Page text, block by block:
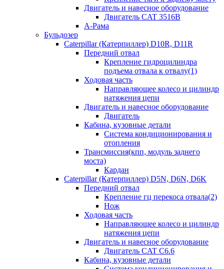
Двигатель и навесное оборудование
Двигатель CAT 3516B
А-Рама
Бульдозер
Caterpillar (Катерпиллер) D10R, D11R
Передний отвал
Крепление гидроцилиндра
подъема отвала к отвалу(1)
Ходовая часть
Направляющее колесо и цилиндр
натяжения цепи
Двигатель и навесное оборудование
Двигатель
Кабина, кузовные детали
Система кондиционирования и
отопления
Трансмиссия(кпп, модуль заднего
моста)
Кардан
Caterpillar (Катерпиллер) D5N, D6N, D6K
Передний отвал
Крепление гц перекоса отвала(2)
Нож
Ходовая часть
Направляющее колесо и цилиндр
натяжения цепи
Двигатель и навесное оборудование
Двигатель CAT C6.6
Кабина, кузовные детали